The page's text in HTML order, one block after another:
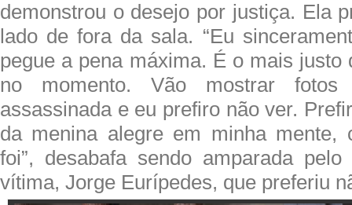
demonstrou o desejo por justiça. Ela
lado de fora da sala. “Eu
pegue a pena máxima. É o mais justo
no momento. Vão mostrar
assassinada e eu prefiro não ver.
da menina alegre em minha mente,
foi”, desabafa sendo amparada
vítima, Jorge Eurípedes, que preferiu